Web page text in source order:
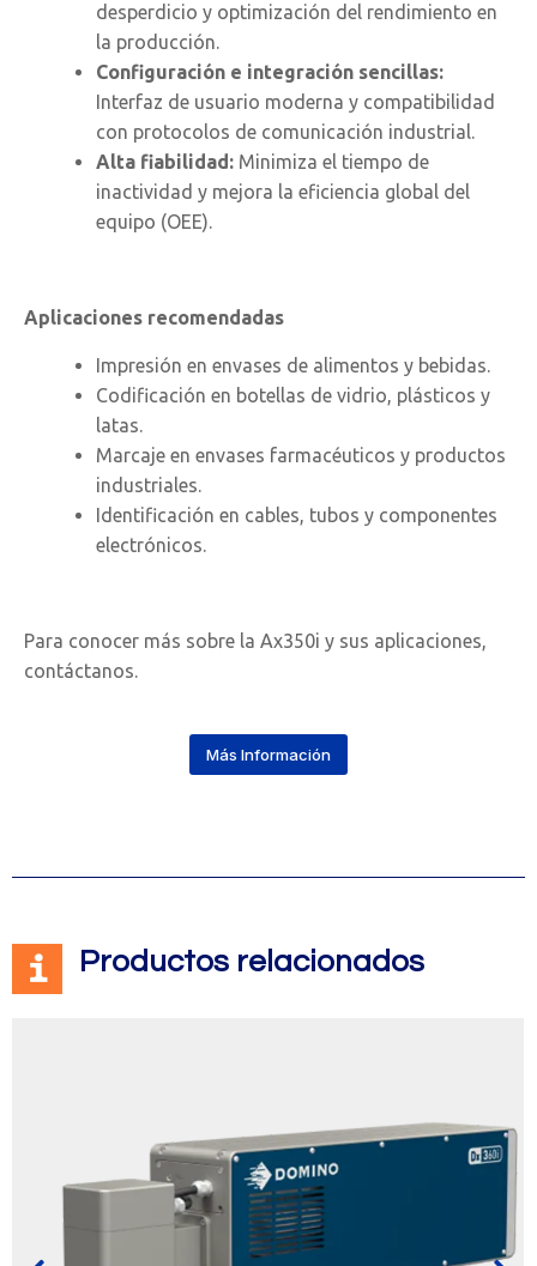
desperdicio y optimización del rendimiento en
la producción.
Configuración e integración sencillas:
Interfaz de usuario moderna y compatibilidad
con protocolos de comunicación industrial.
Alta fiabilidad: Minimiza el tiempo de
inactividad y mejora la eficiencia global del
equipo (OEE).
Aplicaciones recomendadas
Impresión en envases de alimentos y bebidas.
Codificación en botellas de vidrio, plásticos y
latas.
Marcaje en envases farmacéuticos y productos
industriales.
Identificación en cables, tubos y componentes
electrónicos.
Para conocer más sobre la Ax350i y sus aplicaciones,
contáctanos.
Más Información
Productos relacionados